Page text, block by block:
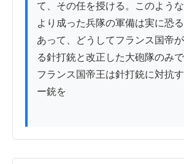
て、その任を授ける。このよう
より成った兵隊の軍備は実に恐
あって、どうしてフランス国帝
る針打銃と改正した大砲隊のみで
フランス国帝王は針打銃に対抗
ー銃を